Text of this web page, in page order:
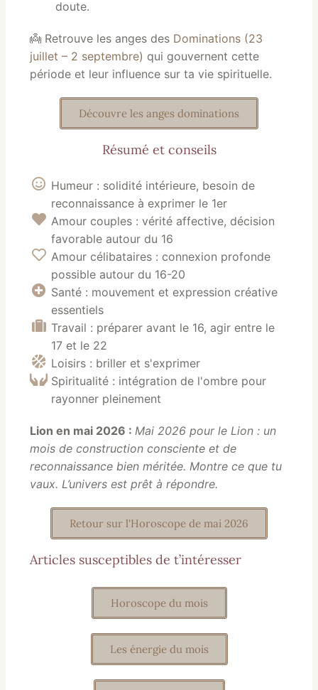
doute.
👼 Retrouve les anges des Dominations (23
juillet – 2 septembre) qui gouvernent cette
période et leur influence sur ta vie spirituelle.
Découvre les anges dominations
Résumé et conseils
Humeur : solidité intérieure, besoin de
reconnaissance à exprimer le 1er
Amour couples : vérité affective, décision
favorable autour du 16
Amour célibataires : connexion profonde
possible autour du 16-20
Santé : mouvement et expression créative
essentiels
Travail : préparer avant le 16, agir entre le
17 et le 22
Loisirs : briller et s'exprimer
Spiritualité : intégration de l'ombre pour
rayonner pleinement
Lion en mai 2026 : Mai 2026 pour le Lion : un
mois de construction consciente et de
reconnaissance bien méritée. Montre ce que tu
vaux. L’univers est prêt à répondre.
Retour sur l'Horoscope de mai 2026
Articles susceptibles de t’intéresser
Horoscope du mois
Les énergie du mois